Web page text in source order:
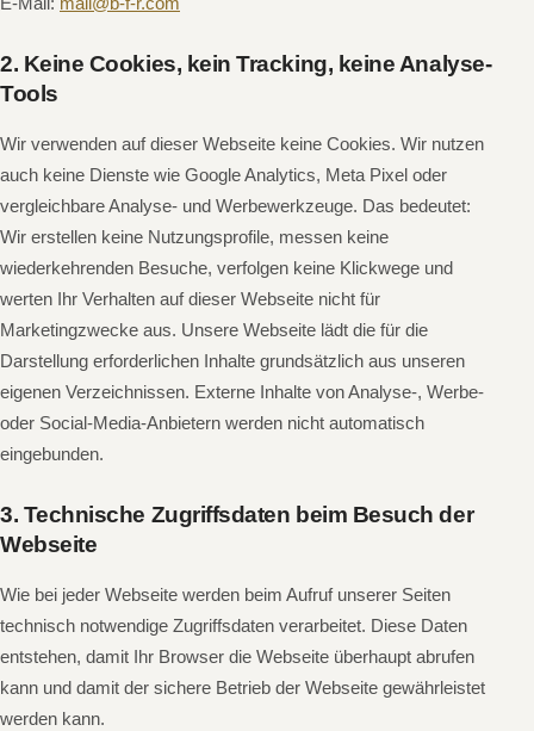
2. Keine Cookies, kein Tracking, keine Analyse-
Tools
Wir verwenden auf dieser Webseite keine Cookies. Wir nutzen
auch keine Dienste wie Google Analytics, Meta Pixel oder
vergleichbare Analyse- und Werbewerkzeuge. Das bedeutet:
Wir erstellen keine Nutzungsprofile, messen keine
wiederkehrenden Besuche, verfolgen keine Klickwege und
werten Ihr Verhalten auf dieser Webseite nicht für
Marketingzwecke aus. Unsere Webseite lädt die für die
Darstellung erforderlichen Inhalte grundsätzlich aus unseren
eigenen Verzeichnissen. Externe Inhalte von Analyse-, Werbe-
oder Social-Media-Anbietern werden nicht automatisch
eingebunden.
3. Technische Zugriffsdaten beim Besuch der
Webseite
Wie bei jeder Webseite werden beim Aufruf unserer Seiten
technisch notwendige Zugriffsdaten verarbeitet. Diese Daten
entstehen, damit Ihr Browser die Webseite überhaupt abrufen
kann und damit der sichere Betrieb der Webseite gewährleistet
werden kann.